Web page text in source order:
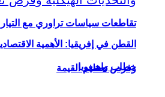
تقاطعات سياسات تراوري مع
خطاب واهيغويا
القطن في إفريقيا: الأهمية
وفرص تعظيم القيمة